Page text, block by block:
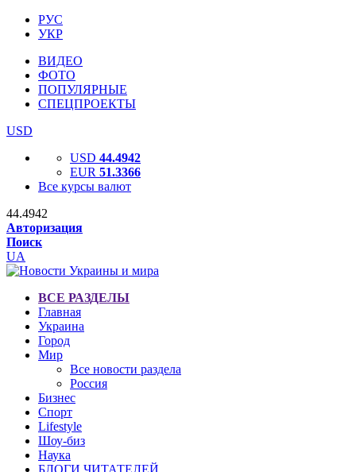
РУС
УКР
ВИДЕО
ФОТО
ПОПУЛЯРНЫЕ
СПЕЦПРОЕКТЫ
USD
USD 44.4942
EUR 51.3366
Все курсы валют
44.4942
Авторизация
Поиск
UA
ВСЕ РАЗДЕЛЫ
Главная
Украина
Город
Мир
Все новости раздела
Россия
Бизнес
Спорт
Lifestyle
Шоу-биз
Наука
БЛОГИ ЧИТАТЕЛЕЙ